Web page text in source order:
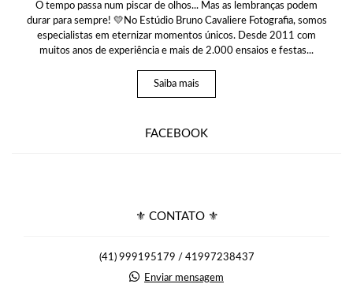
O tempo passa num piscar de olhos... Mas as lembranças podem
durar para sempre! 💛No Estúdio Bruno Cavaliere Fotografia, somos
especialistas em eternizar momentos únicos. Desde 2011 com
muitos anos de experiência e mais de 2.000 ensaios e festas...
Saiba mais
FACEBOOK
⚜ CONTATO ⚜
(41) 999195179 / 41997238437
Enviar mensagem